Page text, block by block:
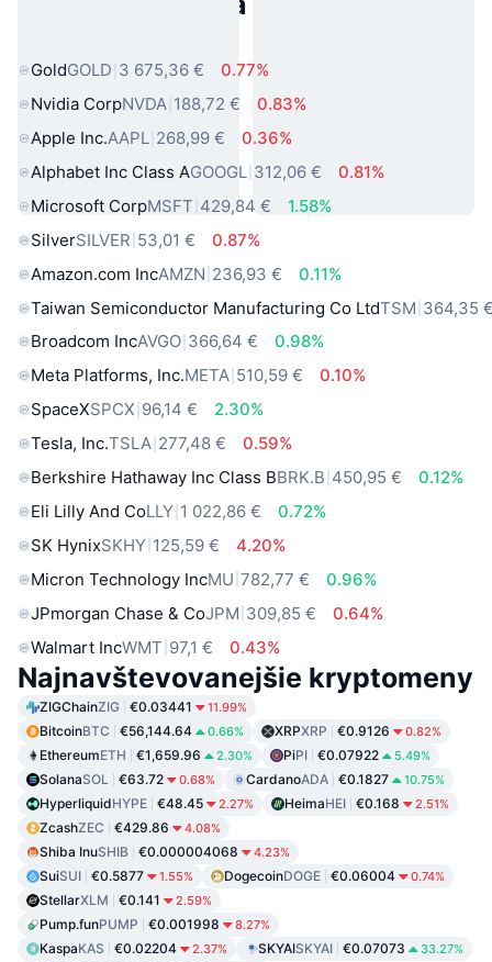
GoldGOLD 3 675,36 €
0.77%
Nvidia CorpNVDA 188,72 €
0.83%
Apple Inc.AAPL 268,99 €
0.36%
Alphabet Inc Class AGOOGL 312,06 €
0.81%
Microsoft CorpMSFT 429,84 €
1.58%
SilverSILVER 53,01 €
0.87%
Amazon.com IncAMZN 236,93 €
0.11%
Taiwan Semiconductor Manufacturing Co LtdTSM 364,35
Broadcom IncAVGO 366,64 €
0.98%
Meta Platforms, Inc.META 510,59 €
0.10%
SpaceXSPCX 96,14 €
2.30%
Tesla, Inc.TSLA 277,48 €
0.59%
Berkshire Hathaway Inc Class BBRK.B 450,95 €
0.12%
Eli Lilly And CoLLY 1 022,86 €
0.72%
SK HynixSKHY 125,59 €
4.20%
Micron Technology IncMU 782,77 €
0.96%
JPmorgan Chase & CoJPM 309,85 €
0.64%
Walmart IncWMT 97,1 € 0.43%
Najnavštevovanejšie kryptomeny
ZIGChainZIG €0.03441 11.99%
BitcoinBTC €56,144.64 0.66% XRPXRP €0.9126 0.82%
EthereumETH €1,659.96 2.30% PiPI €0.07922 5.49%
SolanaSOL €63.72 0.68% CardanoADA €0.1827 10.75%
HyperliquidHYPE €48.45 2.27% HeimaHEI €0.168 2.51%
ZcashZEC €429.86 4.08%
Shiba InuSHIB €0.000004068 4.23%
SuiSUI €0.5877 1.55% DogecoinDOGE €0.06004 0.74%
StellarXLM €0.141 2.59%
Pump.funPUMP €0.001998 8.27%
KaspaKAS €0.02204 2.37% SKYAISKYAI €0.07073 33.27%